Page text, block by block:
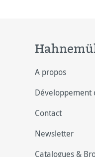
A propos
Développement
Contact
Newsletter
Catalogues &